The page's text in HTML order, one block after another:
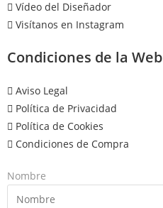
Vídeo del Diseñador
Visítanos en Instagram
Condiciones de la Web
Aviso Legal
Política de Privacidad
Política de Cookies
Condiciones de Compra
Nombre